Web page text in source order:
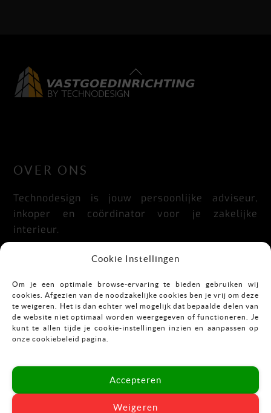
Cookie Instellingen
Om je een optimale browse-ervaring te bieden gebruiken wij
cookies. Afgezien van de noodzakelijke cookies ben je vrij om deze
te weigeren. Het is dan echter wel mogelijk dat bepaalde delen van
de website niet optimaal worden weergegeven of functioneren. Je
kunt te allen tijde je cookie-instellingen inzien en aanpassen op
onze cookiebeleid pagina.
Accepteren
Weigeren
Back
To
OVER ONS
Technodesign is jouw persoonlijke adviseur,
inkoper en coördinator voor je zakelijke
interieur.
Praktisch, doordacht, stijlvol en flexibel.
CONTACT
Mekkelholtsweg 7
E:info@vastgoedinrichting.nl